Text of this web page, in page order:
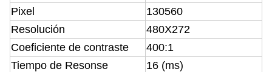
Pixel
130560
Resolución
480X272
Coeficiente de contraste
400:1
Tiempo de Resonse
16 (ms)